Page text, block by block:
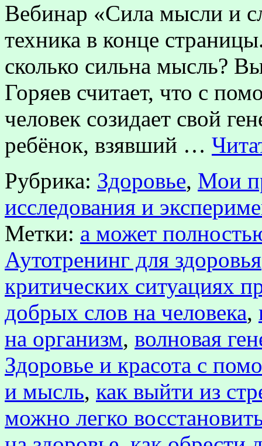
Вебинар «Сила мысли и
техника в конце
сколько сильна мысль?
Горяев считает, что с
человек созидает свой
ребёнок, взявший …
Рубрика: Здоровье, Мои
исследования и
Метки: а может
Аутотренинг для здоровья
критических ситуациях
добрых слов на человека,
на организм, волновая
Здоровье и красота с
и мысль, как выйти из
можно легко